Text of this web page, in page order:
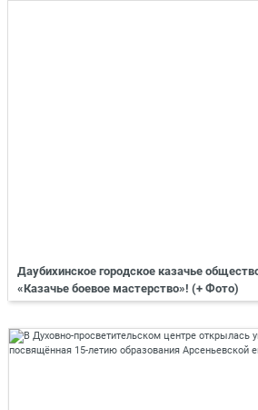
Даубихинское городское казачье
«Казачье боевое мастерство»! (+ Фото)